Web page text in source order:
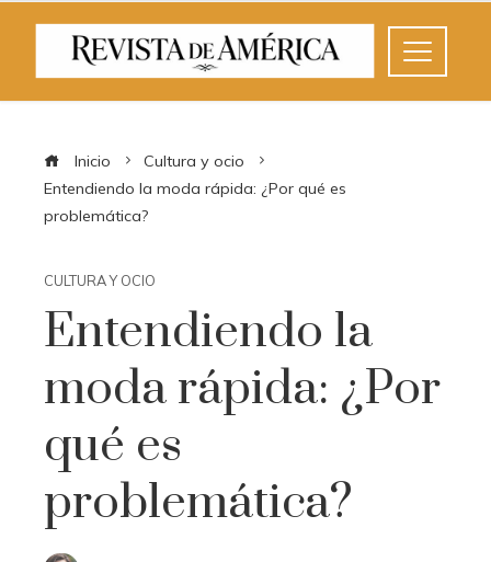
Inicio
Cultura y ocio
Entendiendo la moda rápida: ¿Por qué es
problemática?
CULTURA Y OCIO
Entendiendo la
moda rápida: ¿Por
qué es
problemática?